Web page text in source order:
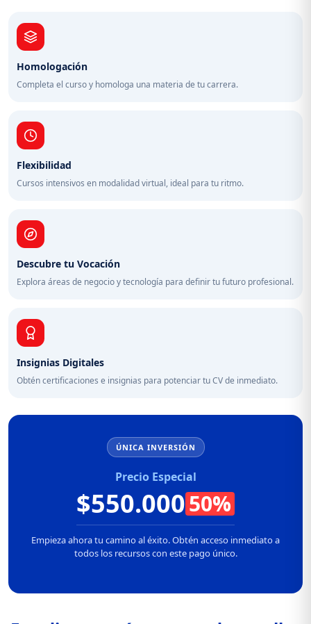
Homologación
Completa el curso y homologa una materia de tu carrera.
Flexibilidad
Cursos intensivos en modalidad virtual, ideal para tu ritmo.
Descubre tu Vocación
Explora áreas de negocio y tecnología para definir tu futuro profesional.
Insignias Digitales
Obtén certificaciones e insignias para potenciar tu CV de inmediato.
ÚNICA INVERSIÓN
Precio Especial
$550.00050%
Empieza ahora tu camino al éxito. Obtén acceso inmediato a
todos los recursos con este pago único.